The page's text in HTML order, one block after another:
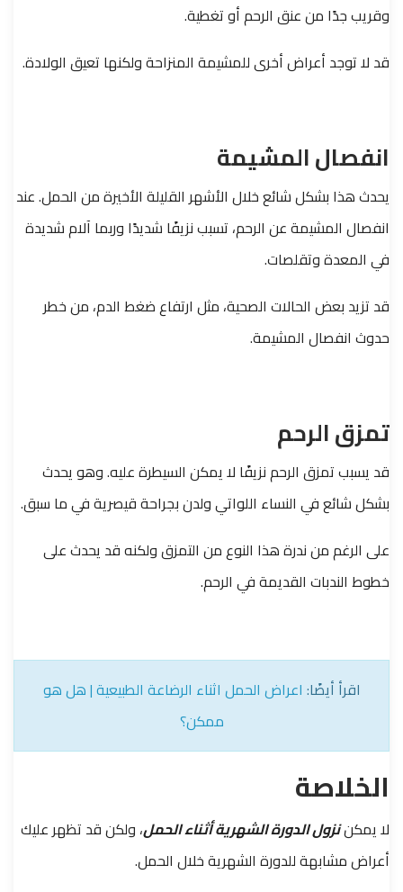
وقريب جدًا من عنق الرحم أو تغطية.
قد لا توجد أعراض أخرى للمشيمة المنزاحة ولكنها تعيق الولادة.
انفصال المشيمة
يحدث هذا بشكل شائع خلال الأشهر القليلة الأخيرة من الحمل. عند
انفصال المشيمة عن الرحم، تسبب نزيفًا شديدًا وربما آلام شديدة
في المعدة وتقلصات.
قد تزيد بعض الحالات الصحية، مثل ارتفاع ضغط الدم، من خطر
حدوث انفصال المشيمة.
تمزق الرحم
قد يسبب تمزق الرحم نزيفًا لا يمكن السيطرة عليه. وهو يحدث
بشكل شائع في النساء اللواتي ولدن بجراحة قيصرية في ما سبق.
على الرغم من ندرة هذا النوع من التمزق ولكنه قد يحدث على
خطوط الندبات القديمة في الرحم.
اقرأ أيضًا: اعراض الحمل اثناء الرضاعة الطبيعية | هل هو
ممكن؟
الخلاصة
لا يمكننزول الدورة الشهرية أثناء الحمل، ولكن قد تظهر عليك
أعراض مشابهة للدورة الشهرية خلال الحمل.